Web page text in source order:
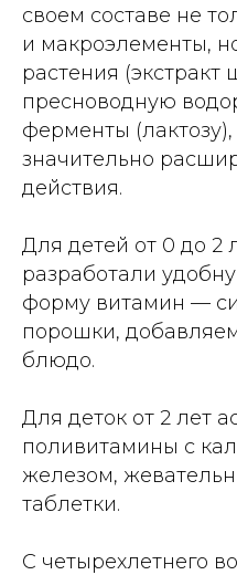
своем составе не
и макроэлементы,
растения (экстракт
пресноводную
ферменты
значительно
действия.
Для детей от 0 до 2
разработали
форму витамин —
порошки,
блюдо.
Для деток от 2 лет
поливитамины с
железом,
таблетки.
С четырехлетнего